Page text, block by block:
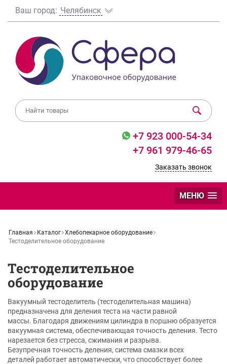
Ваш город: Челябинск
+7 923 000-54-34
+7 961 979-46-65
Заказать звонок
МЕНЮ
Главная Каталог Хлебопекарное оборудование
Тестоделительное оборудование
Тестоделительное
оборудование
Вакуумный тестоделитель (тестоделительная машина)
предназначена для деления теста на части равной
массы. Благодаря движениям цилиндра в поршню образуется
вакуумная система, обеспечивающая точность деления. Тесто
нарезается без стресса, сжимания и разрыва.
Безупречная точность деления, система смазки всех
деталей работает автоматически, что способствует более